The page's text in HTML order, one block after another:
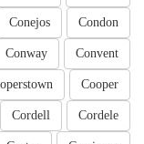
Condon
Conejos
Convent
Conway
Cooper
Cordele
Cordell